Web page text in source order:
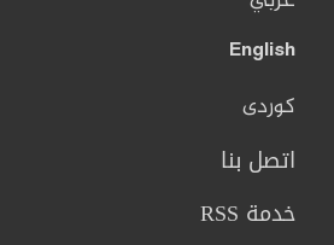
English
کوردی
اتصل بنا
خدمة RSS